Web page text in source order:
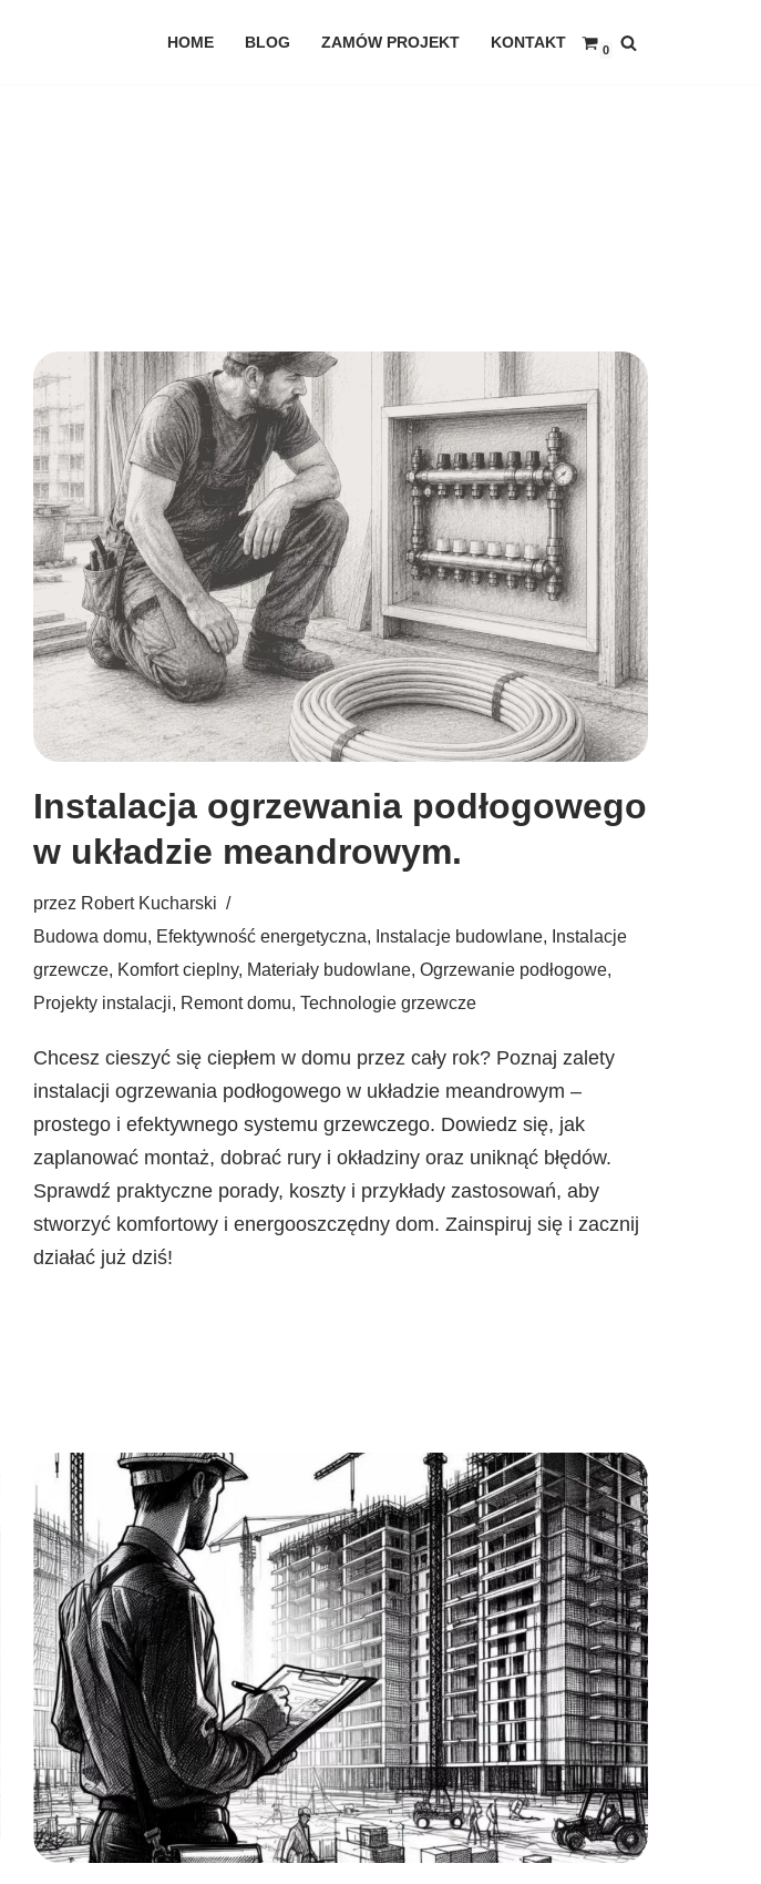
HOME BLOG ZAMÓW PROJEKT KONTAKT 0
Instalacja ogrzewania podłogowego
w układzie meandrowym.
przez Robert Kucharski
Budowa domu, Efektywność energetyczna, Instalacje budowlane, Instalacje
grzewcze, Komfort cieplny, Materiały budowlane, Ogrzewanie podłogowe,
Projekty instalacji, Remont domu, Technologie grzewcze
Chcesz cieszyć się ciepłem w domu przez cały rok? Poznaj zalety
instalacji ogrzewania podłogowego w układzie meandrowym –
prostego i efektywnego systemu grzewczego. Dowiedz się, jak
zaplanować montaż, dobrać rury i okładziny oraz uniknąć błędów.
Sprawdź praktyczne porady, koszty i przykłady zastosowań, aby
stworzyć komfortowy i energooszczędny dom. Zainspiruj się i zacznij
działać już dziś!